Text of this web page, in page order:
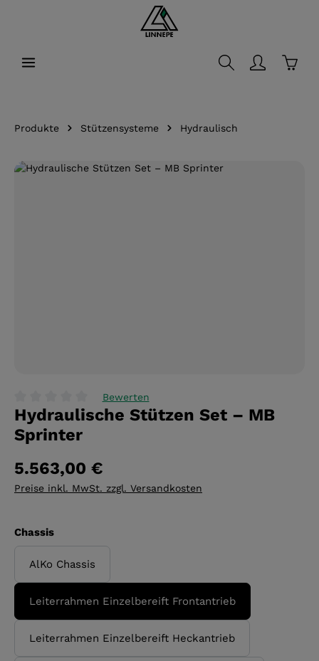
Produkte Stützensysteme Hydraulisch
Bildergalerie überspringen
Durchschnittliche Bewertung von 0 von 5 Sternen
Bewerten
Hydraulische Stützen Set – MB
Sprinter
5.563,00 €
Preise inkl. MwSt. zzgl. Versandkosten
Chassisauswählen
AlKo Chassis
Leiterrahmen Einzelbereift Frontantrieb
Leiterrahmen Einzelbereift Heckantrieb